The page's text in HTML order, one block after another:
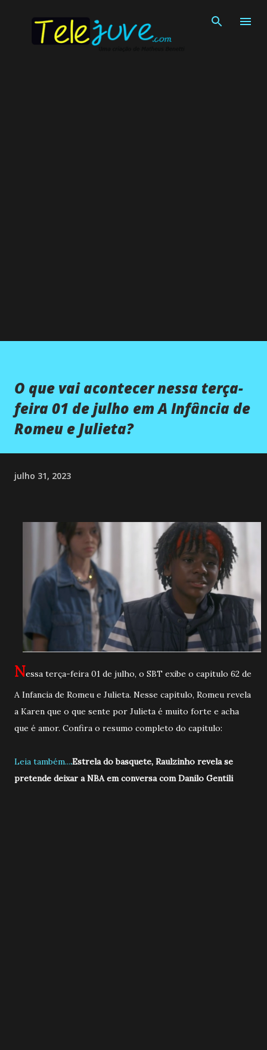
O que vai acontecer nessa terça-
feira 01 de julho em A Infância de
Romeu e Julieta?
julho 31, 2023
Nessa terça-feira 01 de julho, o SBT exibe o capitulo 62 de
A Infancia de Romeu e Julieta. Nesse capitulo, Romeu revela
a Karen que o que sente por Julieta é muito forte e acha
que é amor. Confira o resumo completo do capitulo:
Leia também....Estrela do basquete, Raulzinho revela se
pretende deixar a NBA em conversa com Danilo Gentili